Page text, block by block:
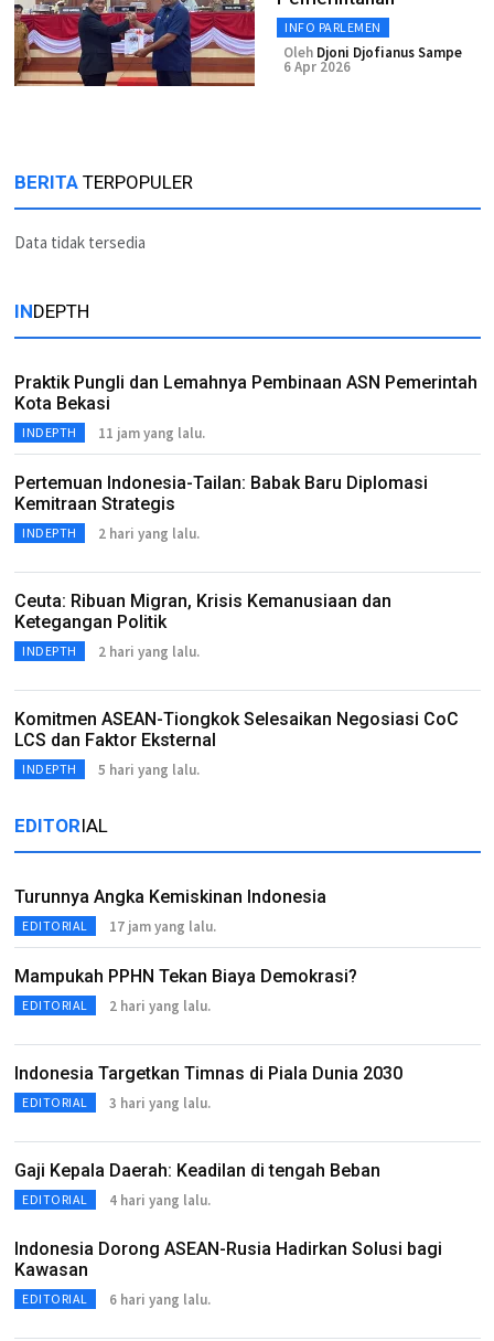
INFO PARLEMEN
Oleh Djoni Djofianus Sampe
6 Apr 2026
BERITA TERPOPULER
Data tidak tersedia
INDEPTH
Praktik Pungli dan Lemahnya Pembinaan ASN Pemerintah
Kota Bekasi
INDEPTH 11 jam yang lalu.
Pertemuan Indonesia-Tailan: Babak Baru Diplomasi
Kemitraan Strategis
INDEPTH 2 hari yang lalu.
Ceuta: Ribuan Migran, Krisis Kemanusiaan dan
Ketegangan Politik
INDEPTH 2 hari yang lalu.
Komitmen ASEAN-Tiongkok Selesaikan Negosiasi CoC
LCS dan Faktor Eksternal
INDEPTH 5 hari yang lalu.
EDITORIAL
Turunnya Angka Kemiskinan Indonesia
EDITORIAL 17 jam yang lalu.
Mampukah PPHN Tekan Biaya Demokrasi?
EDITORIAL 2 hari yang lalu.
Indonesia Targetkan Timnas di Piala Dunia 2030
EDITORIAL 3 hari yang lalu.
Gaji Kepala Daerah: Keadilan di tengah Beban
EDITORIAL 4 hari yang lalu.
Indonesia Dorong ASEAN-Rusia Hadirkan Solusi bagi
Kawasan
EDITORIAL 6 hari yang lalu.